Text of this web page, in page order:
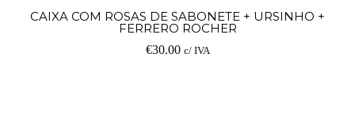
CAIXA COM ROSAS DE SABONETE + URSINHO +
FERRERO ROCHER
€30.00 c/ IVA